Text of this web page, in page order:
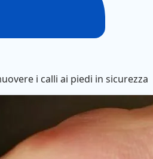
i calli ai piedi in sicurezza